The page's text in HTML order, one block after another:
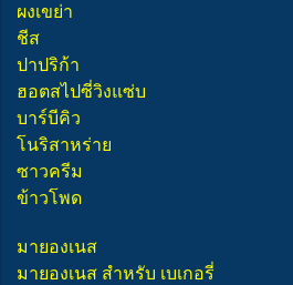
ผงเขย่า
ชีส
ปาปริก้า
ฮอตสไปซี่วิงแซ่บ
บาร์บีคิว
โนริสาหร่าย
ซาวครีม
ข้าวโพด
มายองเนส
มายองเนส สำหรับ เบเกอรี่